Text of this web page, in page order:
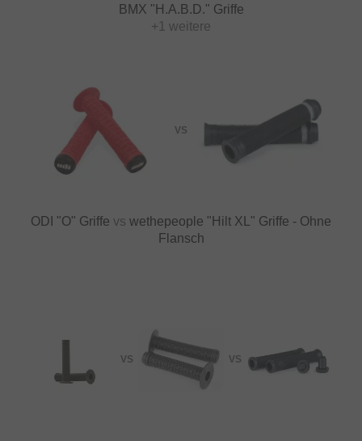
BMX "H.A.B.D." Griffe
+1 weitere
VS
ODI "O" Griffe vs wethepeople "Hilt XL" Griffe - Ohne
Flansch
VS VS